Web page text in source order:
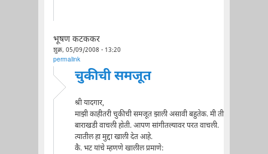
भूषण कटककर
शुक्र, 05/09/2008 - 13:20
permalink
चुकीची समजूत
श्री यादगार,
माझी काहीतरी चुकीची समजूत झाली असावी बहुतेक. मी ती
बाराखडी वाचली होती. आपण सांगीतल्यावर परत वाचली.
त्यातील हा मुद्दा खाली देत आहे.
कै. भट यांचे म्हणणे खालील प्रमाणे: